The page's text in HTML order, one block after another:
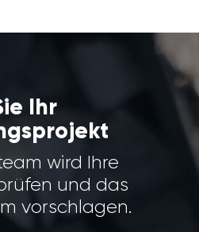
Ihr
wird Ihre
und das
vorschlagen.